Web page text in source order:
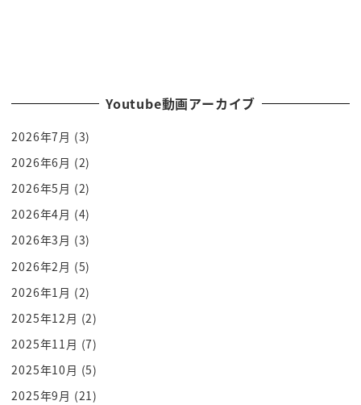
なんか女性だけが多い来いって言われてるよてゃ男
性と女性を集めてす喋っない
ですよ与党にするか ok ok です
ok 条件で営業部とかですねその幹部とか
にも女性がもっと増えるようにしてください
あって確かにぞ
女性の比率を最低でも30パーセントを位より上にし
ようって言ったですね
女性の比率をあげればいいんですか欲しいのは女性
ですか
違う
優秀な女性を募集している優秀な補修
女性を募集する勇者う
女性を募集するなという文言にする
Youtube動画アーカイブ
2026年7月 (3)
2026年6月 (2)
2026年5月 (2)
2026年4月 (4)
2026年3月 (3)
2026年2月 (5)
2026年1月 (2)
2025年12月 (2)
2025年11月 (7)
2025年10月 (5)
2025年9月 (21)